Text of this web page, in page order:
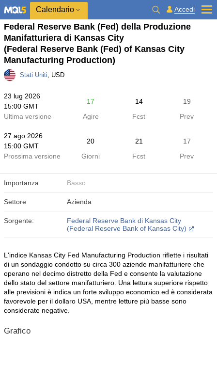
Calendario Accedi
Federal Reserve Bank (Fed) della Produzione
Manifatturiera di Kansas City
(Federal Reserve Bank (Fed) of Kansas City
Manufacturing Production)
Stati Uniti, USD
23 lug 2026
15:00 GMT
17 14
19
Ultima versione
Agire Fcst Prev
27 ago 2026
15:00 GMT
20 21
17
Prossima versione
Giorni Fcst Prev
Importanza Basso
Settore Azienda
Sorgente:
Federal Reserve Bank di Kansas City
(Federal Reserve Bank of Kansas City)
L'indice Kansas City Fed Manufacturing Production riflette i risultati
di un sondaggio condotto su circa 300 aziende manifatturiere che
operano nel decimo distretto della Fed e consente la valutazione
dello stato del settore manifatturiero. Una lettura superiore rispetto
alle previsioni è indica un forte sviluppo economico ed è considerata
favorevole per il dollaro USA, mentre letture più basse sono
considerate negative.
Grafico